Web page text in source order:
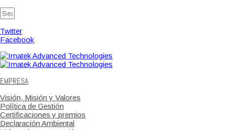
Twitter
Facebook
EMPRESA
Visión, Misión y Valores
Política de Gestión
Certificaciones y premios
Declaración Ambiental